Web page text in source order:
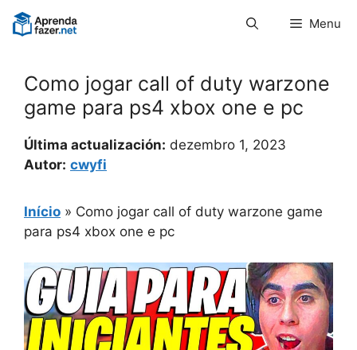
Pular
para
Menu
Como jogar call of duty warzone
game para ps4 xbox one e pc
Última actualización: dezembro 1, 2023
Autor: cwyfi
Início » Como jogar call of duty warzone game
para ps4 xbox one e pc